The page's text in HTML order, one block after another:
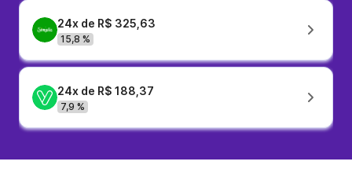
24x de R$ 325,63
15,8 %
24x de R$ 188,37
7,9 %